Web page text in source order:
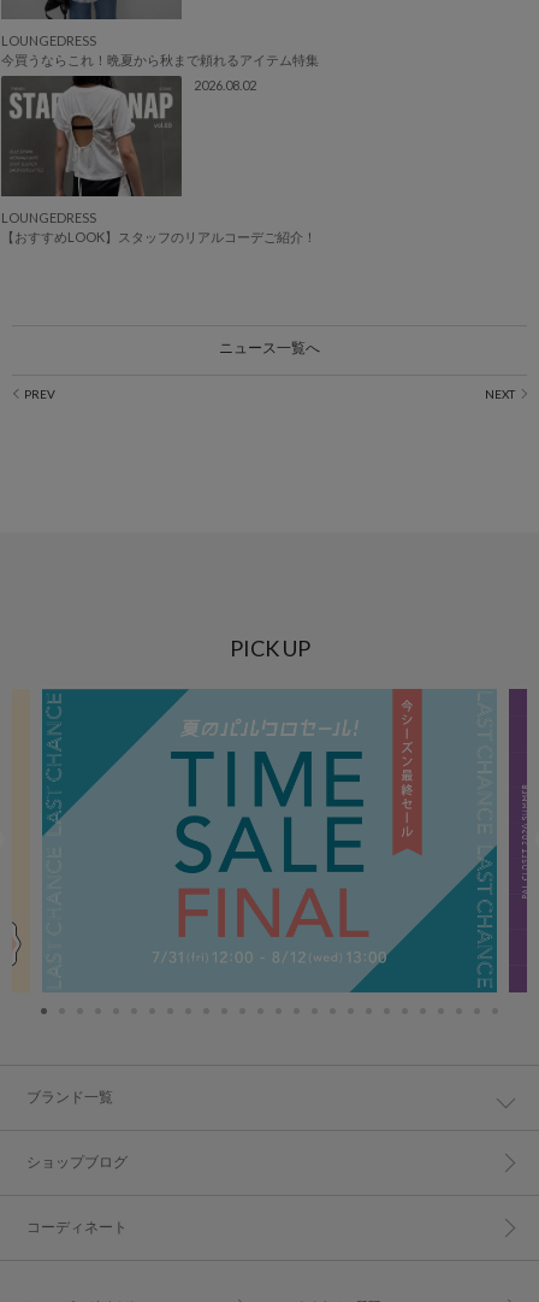
LOUNGEDRESS
今買うならこれ！晩夏から秋まで頼れるアイテム特集
2026.08.02
LOUNGEDRESS
【おすすめLOOK】スタッフのリアルコーデご紹介！
ニュース一覧へ
PICK UP
ブランド一覧
ショップブログ
コーディネート